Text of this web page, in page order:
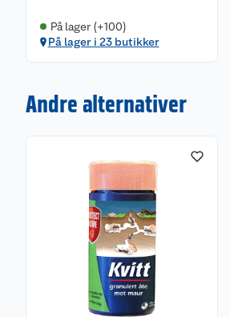
På lager (+100)
På lager i 23 butikker
Andre alternativer